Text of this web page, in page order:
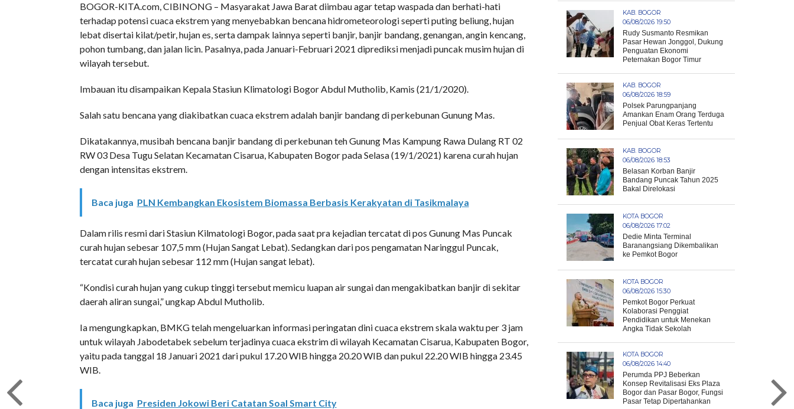
BOGOR-KITA.com, CIBINONG – Masyarakat Jawa Barat diimbau agar tetap waspada dan berhati-hati
terhadap potensi cuaca ekstrem yang menyebabkan bencana hidrometeorologi seperti puting beliung, hujan
lebat disertai kilat/petir, hujan es, serta dampak lainnya seperti banjir, banjir bandang, genangan, angin kencang,
pohon tumbang, dan jalan licin. Pasalnya, pada Januari-Februari 2021 diprediksi menjadi puncak musim hujan di
wilayah tersebut.
Imbauan itu disampaikan Kepala Stasiun Klimatologi Bogor Abdul Mutholib, Kamis (21/1/2020).
Salah satu bencana yang diakibatkan cuaca ekstrem adalah banjir bandang di perkebunan Gunung Mas.
Dikatakannya, musibah bencana banjir bandang di perkebunan teh Gunung Mas Kampung Rawa Dulang RT 02
RW 03 Desa Tugu Selatan Kecamatan Cisarua, Kabupaten Bogor pada Selasa (19/1/2021) karena curah hujan
dengan intensitas ekstrem.
Baca juga PLN Kembangkan Ekosistem Biomassa Berbasis Kerakyatan di Tasikmalaya
Dalam rilis resmi dari Stasiun Kilmatologi Bogor, pada saat pra kejadian tercatat di pos Gunung Mas Puncak
curah hujan sebesar 107,5 mm (Hujan Sangat Lebat). Sedangkan dari pos pengamatan Naringgul Puncak,
tercatat curah hujan sebesar 112 mm (Hujan sangat lebat).
“Kondisi curah hujan yang cukup tinggi tersebut memicu luapan air sungai dan mengakibatkan banjir di sekitar
daerah aliran sungai,” ungkap Abdul Mutholib.
Ia mengungkapkan, BMKG telah mengeluarkan informasi peringatan dini cuaca ekstrem skala waktu per 3 jam
untuk wilayah Jabodetabek sebelum terjadinya cuaca ekstrim di wilayah Kecamatan Cisarua, Kabupaten Bogor,
yaitu pada tanggal 18 Januari 2021 dari pukul 17.20 WIB hingga 20.20 WIB dan pukul 22.20 WIB hingga 23.45
WIB.
Baca juga Presiden Jokowi Beri Catatan Soal Smart City
KAB. BOGOR
06/08/2026 19:50
Rudy Susmanto Resmikan
Pasar Hewan Jonggol, Dukung
Penguatan Ekonomi
Peternakan Bogor Timur
KAB. BOGOR
06/08/2026 18:59
Polsek Parungpanjang
Amankan Enam Orang Terduga
Penjual Obat Keras Tertentu
KAB. BOGOR
06/08/2026 18:53
Belasan Korban Banjir
Bandang Puncak Tahun 2025
Bakal Direlokasi
KOTA BOGOR
06/08/2026 17:02
Dedie Minta Terminal
Baranangsiang Dikembalikan
ke Pemkot Bogor
KOTA BOGOR
06/08/2026 15:30
Pemkot Bogor Perkuat
Kolaborasi Penggiat
Pendidikan untuk Menekan
Angka Tidak Sekolah
KOTA BOGOR
06/08/2026 14:40
Perumda PPJ Beberkan
Konsep Revitalisasi Eks Plaza
Bogor dan Pasar Bogor, Fungsi
Pasar Tetap Dipertahankan